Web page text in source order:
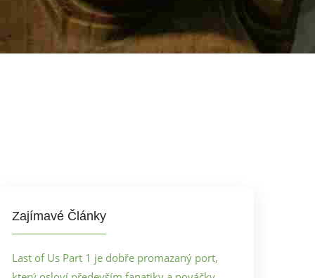
Zajímavé Články
Last of Us Part 1 je dobře promazaný port,